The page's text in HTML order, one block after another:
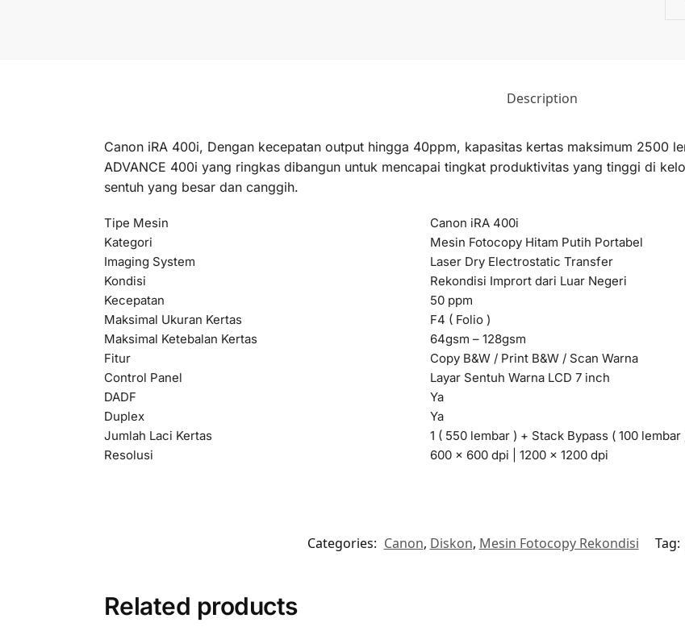
Description
Canon iRA 400i, Dengan kecepatan output hingga 40ppm, kapasitas kertas maksimum 2500
ADVANCE 400i yang ringkas dibangun untuk mencapai tingkat produktivitas yang tinggi di
sentuh yang besar dan canggih.
Tipe Mesin
Canon iRA 400i
Kategori
Mesin Fotocopy Hitam Putih Portabel
Imaging System
Laser Dry Electrostatic Transfer
Kondisi
Rekondisi Imprort dari Luar Negeri
Kecepatan
50 ppm
Maksimal Ukuran Kertas
F4 ( Folio )
Maksimal Ketebalan Kertas
64gsm – 128gsm
Fitur
Copy B&W / Print B&W / Scan Warna
Control Panel
Layar Sentuh Warna LCD 7 inch
DADF
Ya
Duplex
Ya
Jumlah Laci Kertas
1 ( 550 lembar ) + Stack Bypass ( 100 lembar
Resolusi
600 x 600 dpi | 1200 x 1200 dpi
Categories: Canon, Diskon, Mesin Fotocopy Rekondisi Tag:
Related products